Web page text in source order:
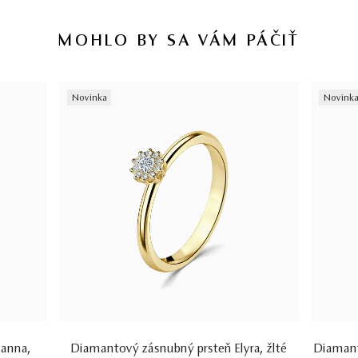
MOHLO BY SA VÁM PÁČIŤ
Novinka
Diamantový zásnubný prsteň Elyra, žlté
Novinka